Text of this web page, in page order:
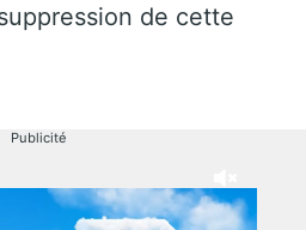
de cette
Publicité